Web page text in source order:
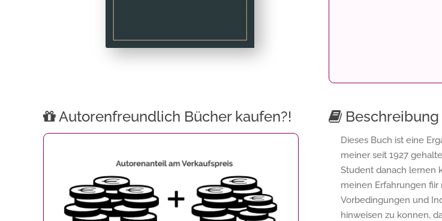
Autorenfreundlich Bücher kaufen?! Beschreibung
Dieses Buch ist eine
meiner seit 1927
Student danach lernen
meinen Erfahrungen
Vorbedingungen und
hinweisen zu konnen,